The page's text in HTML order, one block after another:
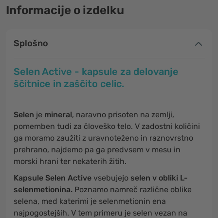
Informacije o izdelku
Splošno
Selen Active - kapsule za delovanje
ščitnice in zaščito celic.
Selen je mineral, naravno prisoten na zemlji,
pomemben tudi za človeško telo. V zadostni količini
ga moramo zaužiti z uravnoteženo in raznovrstno
prehrano, najdemo pa ga predvsem v mesu in
morski hrani ter nekaterih žitih.
Kapsule Selen Active vsebujejo selen v obliki L-
selenmetionina. Poznamo namreč različne oblike
selena, med katerimi je selenmetionin ena
najpogostejših. V tem primeru je selen vezan na